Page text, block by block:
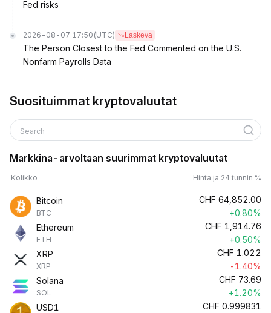
Fed risks
2026-08-07 17:50 (UTC) Laskeva
The Person Closest to the Fed Commented on the U.S.
Nonfarm Payrolls Data
Suosituimmat kryptovaluutat
Search
Markkina-arvoltaan suurimmat kryptovaluutat
Kolikko Hinta ja 24 tunnin %
Bitcoin
BTC
CHF 64,852.00
+0.80%
Ethereum
ETH
CHF 1,914.76
+0.50%
XRP
XRP
CHF 1.022
-1.40%
Solana
SOL
CHF 73.69
+1.20%
USD1
CHF 0.999831